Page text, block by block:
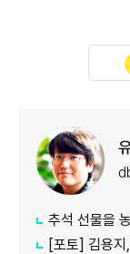
추석 선물을 농
[포토] 김용지, '